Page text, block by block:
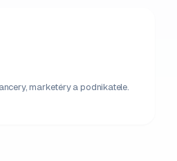
marketéry a podnikatele.